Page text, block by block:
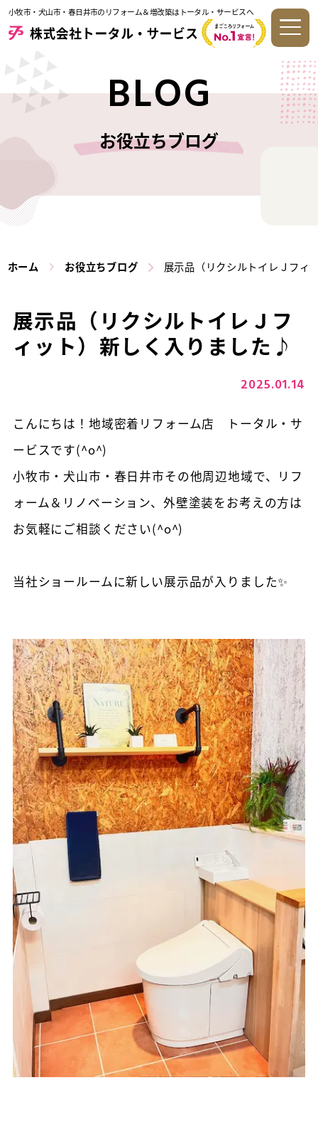
小牧市・犬山市・春日井市のリフォーム＆増改築はトータル・サービスへ
BLOG
お役立ちブログ
ホーム お役立ちブログ 展示品（リクシルトイレＪフ
展示品（リクシルトイレＪフ
ィット）新しく入りました♪
2025.01.14
こんにちは！地域密着リフォーム店 トータル・サ
ービスです(^o^)
小牧市・犬山市・春日井市その他周辺地域で、リフ
ォーム＆リノベーション、外壁塗装をお考えの方は
お気軽にご相談ください(^o^)
当社ショールームに新しい展示品が入りました✨